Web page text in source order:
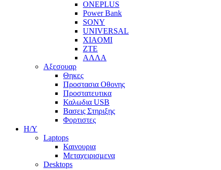
ONEPLUS
Power Bank
SONY
UNIVERSAL
XIAOMI
ZTE
ΑΛΛΑ
Αξεσουαρ
Θηκες
Προστασια Οθονης
Προστατευτικα
Καλωδια USB
Βασεις Στηριξης
Φορτιστες
Η/Υ
Laptops
Καινουρια
Μεταχειρισμενα
Desktops